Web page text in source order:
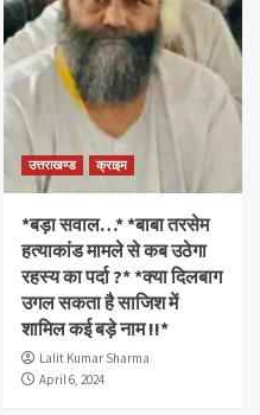
उत्तराखण्ड क्राइम
*बड़ा सवाल…* *बाबा तरसेम
हत्याकांड मामले से कब उठेगा
रहस्य का पर्दा ?* *क्या दिलबाग
उगल सकता है साजिश में
शामिल कई बड़े नाम !!*
Lalit Kumar Sharma
April 6, 2024